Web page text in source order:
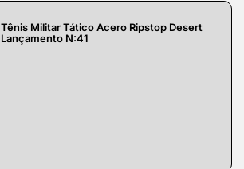
Tênis Militar Tático Acero Ripstop Desert
Lançamento N:41